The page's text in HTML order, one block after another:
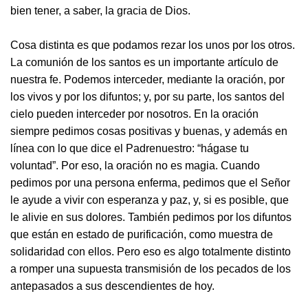
bien tener, a saber, la gracia de Dios.
Cosa distinta es que podamos rezar los unos por los otros.
La comunión de los santos es un importante artículo de
nuestra fe. Podemos interceder, mediante la oración, por
los vivos y por los difuntos; y, por su parte, los santos del
cielo pueden interceder por nosotros. En la oración
siempre pedimos cosas positivas y buenas, y además en
línea con lo que dice el Padrenuestro: “hágase tu
voluntad”. Por eso, la oración no es magia. Cuando
pedimos por una persona enferma, pedimos que el Señor
le ayude a vivir con esperanza y paz, y, si es posible, que
le alivie en sus dolores. También pedimos por los difuntos
que están en estado de purificación, como muestra de
solidaridad con ellos. Pero eso es algo totalmente distinto
a romper una supuesta transmisión de los pecados de los
antepasados a sus descendientes de hoy.